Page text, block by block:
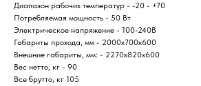
Диапазон рабочих температур - -20 - +70
Потребляемая мощность - 50 Вт
Электрическое напряжение - 100-240В
Габариты прохода, мм - 2000х700х600
Внешние габариты, мм: - 2270х820х600
Вес нетто, кг - 90
Все брутто, кг 105